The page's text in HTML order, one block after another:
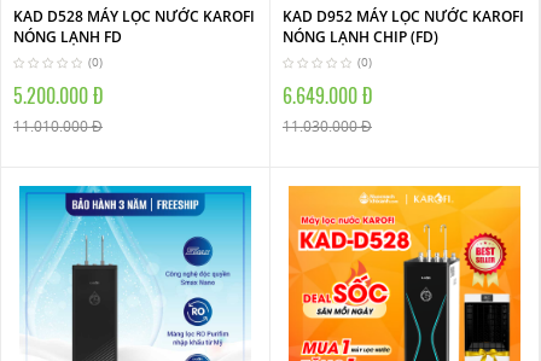
KAD D528 MÁY LỌC NƯỚC KAROFI
NÓNG LẠNH FD
(0)
5.200.000 Đ
11.010.000 Đ
KAD D952 MÁY LỌC NƯỚC KAROFI
NÓNG LẠNH CHIP (FD)
(0)
6.649.000 Đ
11.030.000 Đ